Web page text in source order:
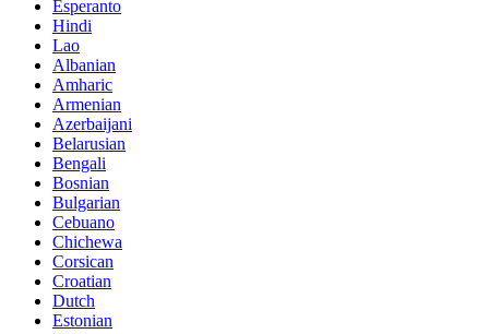
Esperanto
Hindi
Lao
Albanian
Amharic
Armenian
Azerbaijani
Belarusian
Bengali
Bosnian
Bulgarian
Cebuano
Chichewa
Corsican
Croatian
Dutch
Estonian